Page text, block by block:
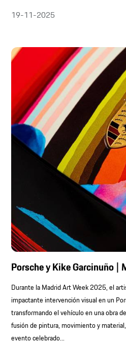
19-11-2025
Porsche y Kike Garcinuño
Durante la Madrid Art Week 2025, el
impactante intervención visual en un
transformando el vehículo en una obra
fusión de pintura, movimiento y
evento celebrado...